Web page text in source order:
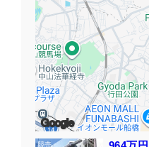
Google